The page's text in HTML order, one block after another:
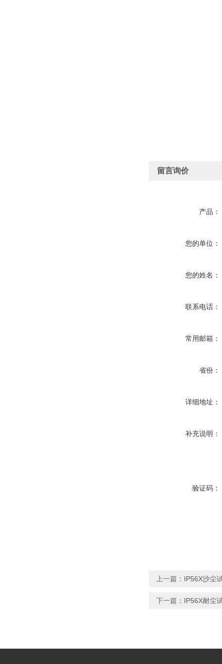
留言询价
产品：
您的单位：
您的姓名：
联系电话：
常用邮箱：
省份：
详细地址：
补充说明：
验证码：
上一篇： IP56X沙尘
下一篇： IP56X耐尘